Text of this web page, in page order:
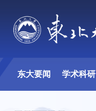
东大要闻 学术科研